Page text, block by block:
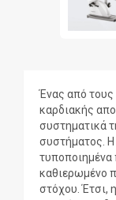
Ένας από
καρδιακής
συστηματικά
συστήματος. Η
τυποποιημένα
καθιερωμένο
στόχου. Έτσι,